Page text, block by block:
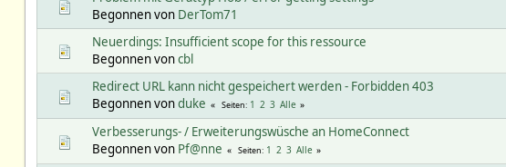
Begonnen von DerTom71
Neuerdings: Insufficient scope for this ressource
Begonnen voncbl
Redirect URL kann nicht gespeichert werden - Forbidden 403
Begonnen vonduke Seiten 1 2 3 Alle
Verbesserungs- / Erweiterungswüsche an HomeConnect
Begonnen von Pf@nne Seiten 1 2 3 Alle